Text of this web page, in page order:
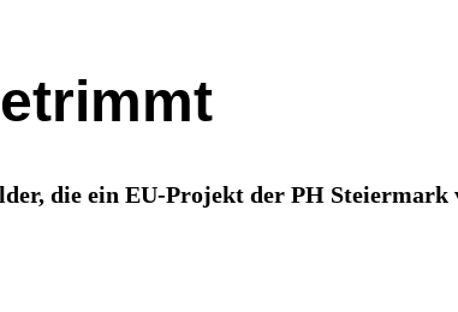
die ein EU-Projekt der PH